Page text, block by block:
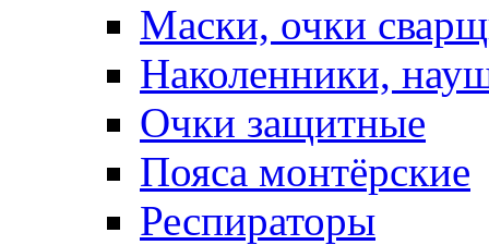
Маски, очки
Наколенники,
Очки защитные
Пояса монтёрские
Респираторы